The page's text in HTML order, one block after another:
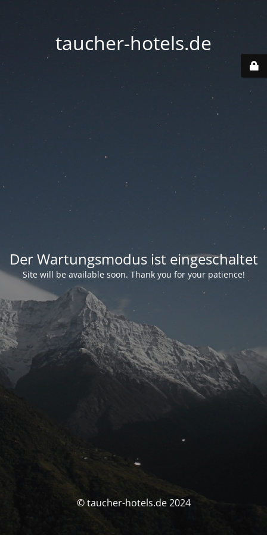
taucher-hotels.de
Der Wartungsmodus ist eingeschaltet
Site will be available soon. Thank you for your patience!
© taucher-hotels.de 2024